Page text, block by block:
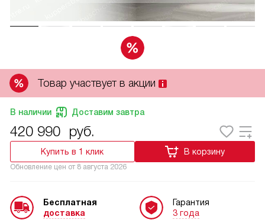
Товар участвует в акции
В наличии Доставим завтра
420 990 руб.
Купить в 1 клик В корзину
Обновление цен от 8 августа 2026
Бесплатная
доставка
Гарантия
3 года